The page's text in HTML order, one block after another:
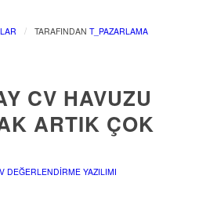
/ TARAFINDAN T_PAZARLAMA
CV HAVUZU
ARTIK ÇOK
DEĞERLENDIRME YAZILIMI